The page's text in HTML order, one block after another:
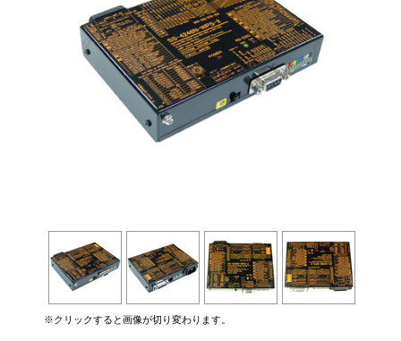
会社情報
お問い合わせ
※クリックすると画像が切り変わります。